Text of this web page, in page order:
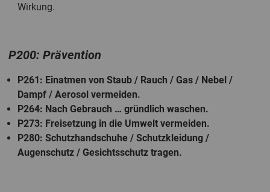
Wirkung.
P200: Prävention
P261: Einatmen von Staub / Rauch / Gas / Nebel /
Dampf / Aerosol vermeiden.
P264: Nach Gebrauch … gründlich waschen.
P273: Freisetzung in die Umwelt vermeiden.
P280: Schutzhandschuhe / Schutzkleidung /
Augenschutz / Gesichtsschutz tragen.